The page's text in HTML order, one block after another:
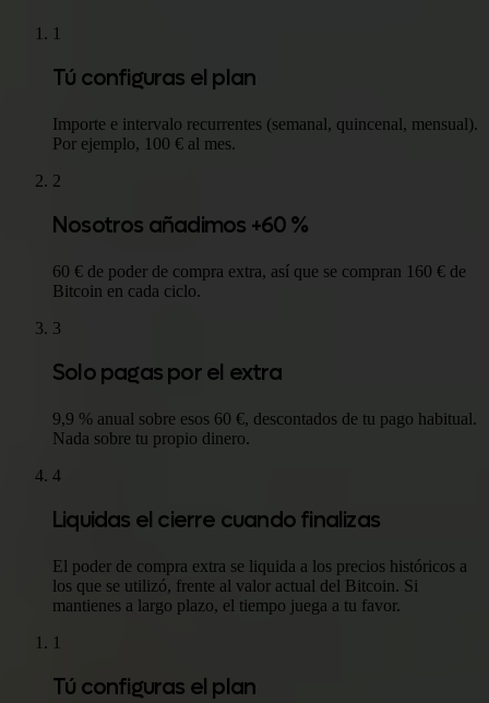
1
Tú configuras el plan
Importe e intervalo recurrentes (semanal, quincenal, mensual).
Por ejemplo, 100 € al mes.
2
Nosotros añadimos +60 %
60 € de poder de compra extra, así que se compran 160 € de
Bitcoin en cada ciclo.
3
Solo pagas por el extra
9,9 % anual sobre esos 60 €, descontados de tu pago habitual.
Nada sobre tu propio dinero.
4
Liquidas el cierre cuando finalizas
El poder de compra extra se liquida a los precios históricos a
los que se utilizó, frente al valor actual del Bitcoin. Si
mantienes a largo plazo, el tiempo juega a tu favor.
1
Tú configuras el plan